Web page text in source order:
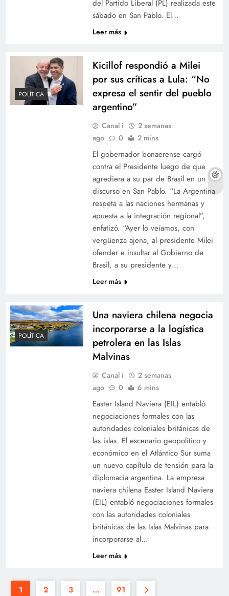
del Partido Liberal (PL) realizada este
sábado en San Pablo. El…
Leer más
POLÍTICA
Kicillof respondió a Milei
por sus críticas a Lula: “No
expresa el sentir del pueblo
argentino”
Canal i
2 semanas
ago
0 2 mins
El gobernador bonaerense cargó
contra el Presidente luego de que
agrediera a su par de Brasil en un
discurso en San Pablo. “La Argentina
respeta a las naciones hermanas y
apuesta a la integración regional”,
enfatizó. “Ayer lo veíamos, con
vergüenza ajena, al presidente Milei
ofender e insultar al Gobierno de
Brasil, a su presidente y…
Leer más
POLÍTICA
Una naviera chilena negocia
incorporarse a la logística
petrolera en las Islas
Malvinas
Canal i
2 semanas
ago
0 6 mins
Easter Island Naviera (EIL) entabló
negociaciones formales con las
autoridades coloniales británicas de
las islas. El escenario geopolítico y
económico en el Atlántico Sur suma
un nuevo capítulo de tensión para la
diplomacia argentina. La empresa
naviera chilena Easter Island Naviera
(EIL) entabló negociaciones formales
con las autoridades coloniales
británicas de las Islas Malvinas para
incorporarse al…
Leer más
1 2 3 … 91